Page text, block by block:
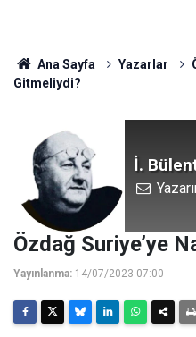
Ana Sayfa Yazarlar
Gitmeliydi?
İ.
Özdağ Suriye’ye
Yayınlanma: 14/07/2023 07:00